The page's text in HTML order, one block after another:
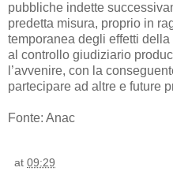
pubbliche indette
predetta misura, proprio in
temporanea degli effetti
al controllo giudiziario
l’avvenire, con la
partecipare ad altre e future
Fonte: Anac
at 09:29